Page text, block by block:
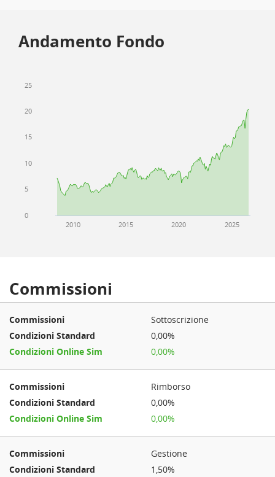
Andamento Fondo
2010 2015 2020 2025
0
5
10
15
20
25
Commissioni
Sottoscrizione
0,00%
0,00%
Rimborso
0,00%
0,00%
Gestione
1,50%